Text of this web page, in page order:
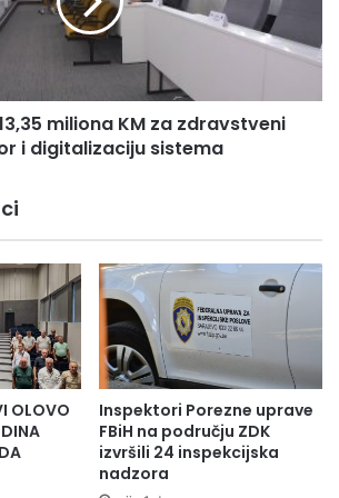
čovjek dok nam priča svoju životnu
samo posao koji bi mu obezbijedio
njegovu veliku porodicu.Ni do sada
miliona KM za zdravstveni
i digitalizaciju sistema
OLOVO
Inspektori Porezne uprave
FBiH na području ZDK
izvršili 24 inspekcijska
nadzora